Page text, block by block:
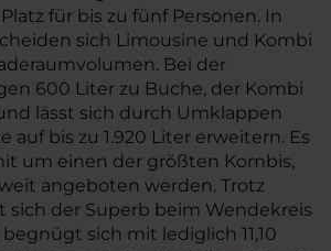
für bis zu fünf Personen. In
sich Limousine und Kombi
Bei der
600 Liter zu Buche, der Kombi
lässt sich durch Umklappen
auf bis zu 1.920 Liter erweitern. Es
um einen der größten Kombis,
angeboten werden. Trotz
sich der Superb beim Wendekreis
sich mit lediglich 11,10